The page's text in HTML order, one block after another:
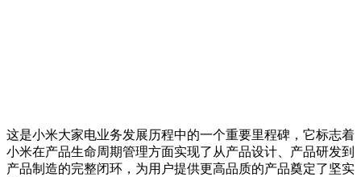
这是小米大家电业务发展历程中的一个重要里程碑，它标志着
小米在产品生命周期管理方面实现了从产品设计、产品研发到
产品制造的完整闭环，为用户提供更高品质的产品奠定了坚实